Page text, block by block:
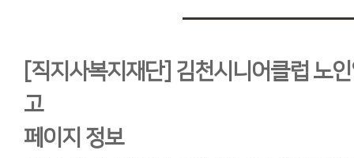
[직지사복지재단] 김천시니어클럽 노
고
페이지 정보